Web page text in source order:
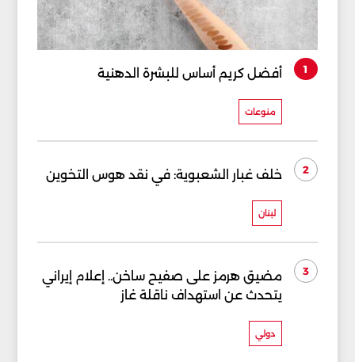
1 أفضل كريم أساس للبشرة الدهنية
منوعات
2 خلف غبار الشعبوية: في نقد هوس التخوين
لبنان
3
مضيق هرمز على صفيح ساخن.. إعلام إيراني
يتحدث عن استهداف ناقلة غاز
دولي